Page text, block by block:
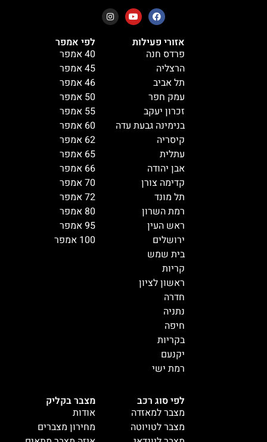
מצבר בקליק
אודות
מחירון מצברים
לפי סוג רכב
מצבר למאזדה
מצבר לטויוטה
לפי אמפר
40 אמפר
45 אמפר
46 אמפר
50 אמפר
55 אמפר
60 אמפר
62 אמפר
65 אמפר
66 אמפר
70 אמפר
72 אמפר
80 אמפר
95 אמפר
100 אמפר
אזורי פעילות
פרדס חנה
הרצליה
תל אביב
עמק חפר
זכרון יעקב
בנימינה גבעת עדה
קיסריה
עתלית
אבן יהודה
קדימה צורן
תל מונד
רמת השרון
ראש העין
ירושלים
בית שמש
קריות
ראשון לציון
חדרה
נתניה
חיפה
בקריות
יקנעם
רמת ישי